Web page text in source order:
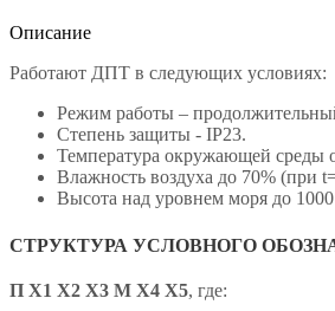
Описание
Работают ДПТ в следующих условиях:
Режим работы –
Степень защиты - IP23.
Температура окружающей среды
Влажность воздуха до 70% (при
Высота над уровнем моря до
СТРУКТУРА УСЛОВНОГО
П Х1 Х2 Х3 М Х4 X5, где: